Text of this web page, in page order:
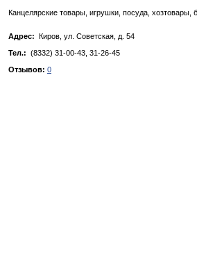
Канцелярские товары, игрушки, посуда,
Адрес: Киров, yл. Сoвeтcкaя, д. 54
Тел.: (8332) 31-00-43, 31-26-45
Отзывов: 0